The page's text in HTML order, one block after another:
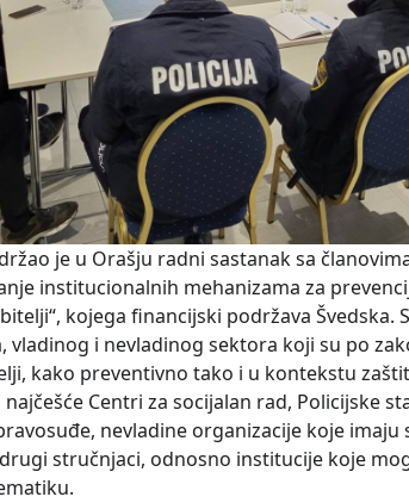
je u Orašju radni sastanak sa
institucionalnih mehanizama za
kojega financijski podržava Švedska.
vladinog i nevladinog sektora koji su po
kako preventivno tako i u kontekstu
najčešće Centri za socijalan rad, Policijske
nevladine organizacije koje
stručnjaci, odnosno institucije koje